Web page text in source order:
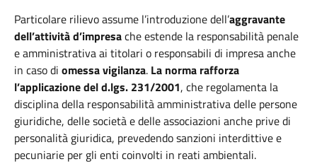
Particolare rilievo assume l’introduzione dell’aggravante
dell’attività d’impresache estende la responsabilità penale
e amministrativa ai titolari o responsabili di impresa anche
in caso di omessa vigilanza. La norma rafforza
l’applicazione deld.lgs. 231/2001, che regolamenta la
disciplina della responsabilità amministrativa delle persone
giuridiche, delle società e delle associazioni anche prive di
personalità giuridica, prevedendo sanzioni interdittive e
pecuniarie per gli enti coinvolti in reati ambientali.